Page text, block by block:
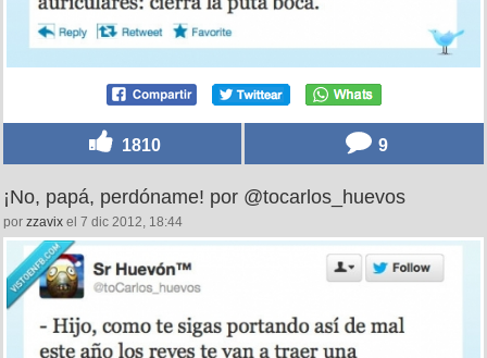
1810 9
¡No, papá, perdóname! por @tocarlos_huevos
por zzavix el 7 dic 2012, 18:44